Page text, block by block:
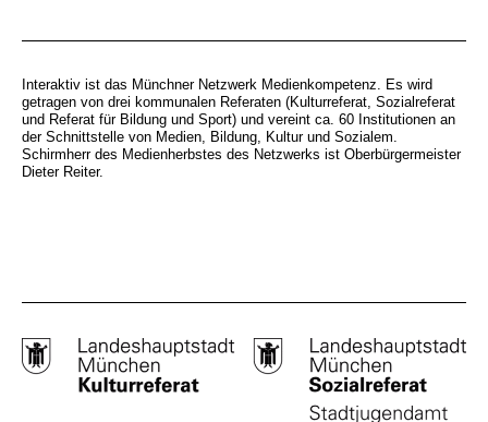
Interaktiv ist das Münchner Netzwerk Medienkompetenz. Es wird
getragen von drei kommunalen Referaten (Kulturreferat, Sozialreferat
und Referat für Bildung und Sport) und vereint ca. 60 Institutionen an
der Schnittstelle von Medien, Bildung, Kultur und Sozialem.
Schirmherr des Medienherbstes des Netzwerks ist Oberbürgermeister
Dieter Reiter.